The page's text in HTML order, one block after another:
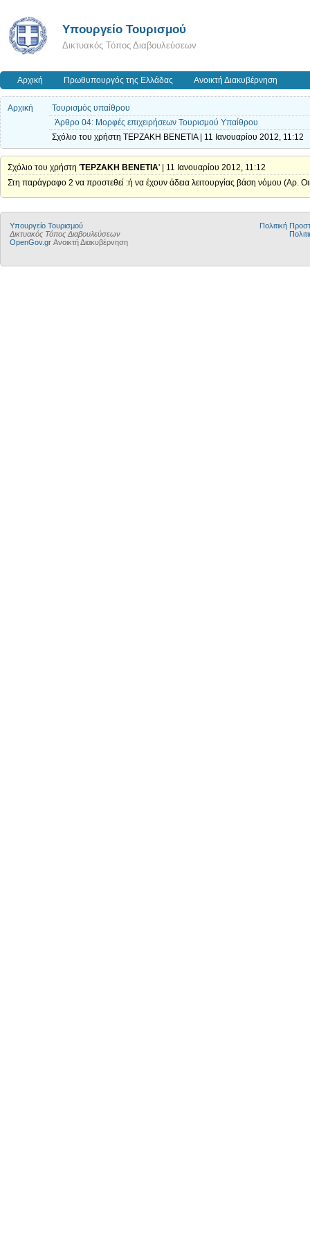
Υπουργείο Τουρισμού
Δικτυακός Τόπος Διαβουλεύσεων
Αρχική Πρωθυπουργός της Ελλάδας Ανοικτή Διακυβέρνηση
Αρχική
Τουρισμός υπαίθρου
Άρθρο 04: Μορφές επιχειρήσεων Τουρισμού Υπαίθρου
Σχόλιο του χρήστη ΤΕΡΖΑΚΗ ΒΕΝΕΤΙΑ | 11 Ιανουαρίου 2012, 11:12
Σχόλιο του χρήστη 'ΤΕΡΖΑΚΗ ΒΕΝΕΤΙΑ' | 11 Ιανουαρίου 2012, 11:12
Στη παράγραφο 2 να προστεθεί :ή να έχουν άδεια λειτουργίας βάση νόμου (Αρ.
Υπουργείο Τουρισμού
Δικτυακός Τόπος Διαβουλεύσεων
OpenGov.gr Ανοικτή Διακυβέρνηση
Πολιτική